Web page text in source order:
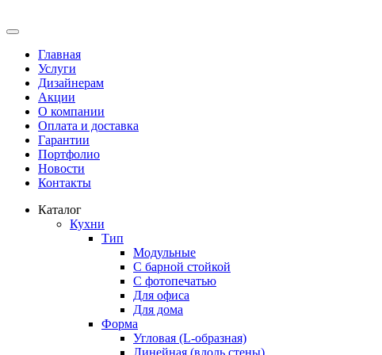
Главная
Услуги
Дизайнерам
Акции
О компании
Оплата и доставка
Гарантии
Портфолио
Новости
Контакты
Каталог
Кухни
Тип
Модульные
С барной стойкой
С фотопечатью
Для офиса
Для дома
Форма
Угловая (L-образная)
Линейная (вдоль стены)